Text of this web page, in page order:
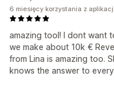
amazing tool! I dont want
we make about 10k €
from Lina is amazing too.
knows the answer to
6 miesięcy korzystania z aplikacji